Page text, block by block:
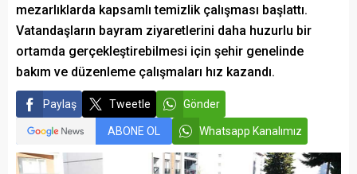
mezarlıklarda kapsamlı temizlik çalışması başlattı.
Vatandaşların bayram ziyaretlerini daha huzurlu bir
ortamda gerçekleştirebilmesi için şehir genelinde
bakım ve düzenleme çalışmaları hız kazandı.
Paylaş Tweetle Gönder
ABONE OL Whatsapp Kanalımız